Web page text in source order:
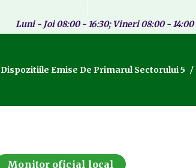
Luni - Joi 08:00 - 16:30; Vineri 08:00 - 14:00
Dispozitiile Emise De Primarul Sectorului 5
Monitor oficial local